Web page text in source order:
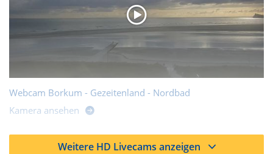
Webcam Borkum - Gezeitenland - Nordbad
Kamera ansehen
Weitere HD Livecams anzeigen